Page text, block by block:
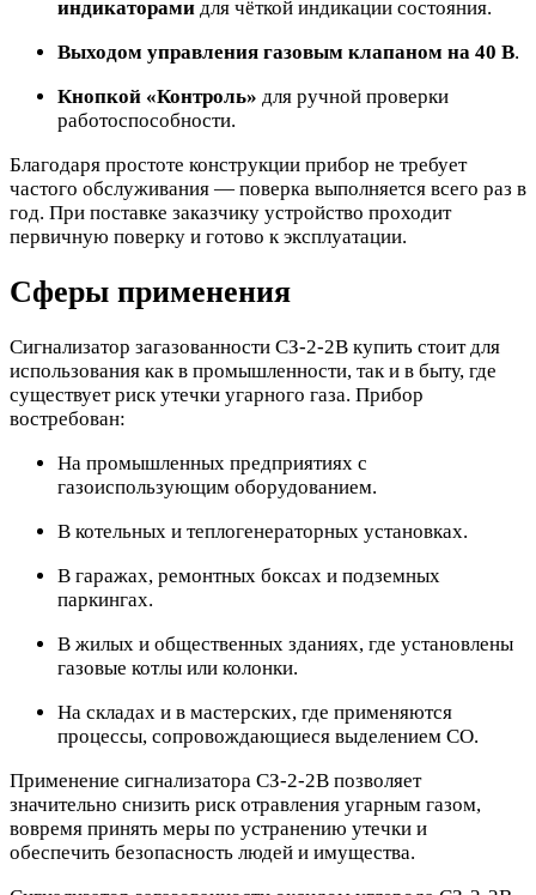
индикаторами для чёткой индикации состояния.
Выходом управления газовым клапаном на 40 В.
Кнопкой «Контроль» для ручной проверки
работоспособности.
Благодаря простоте конструкции прибор не требует
частого обслуживания — поверка выполняется всего раз в
год. При поставке заказчику устройство проходит
первичную поверку и готово к эксплуатации.
Сферы применения
Сигнализатор загазованности СЗ-2-2В купить стоит для
использования как в промышленности, так и в быту, где
существует риск утечки угарного газа. Прибор
востребован:
На промышленных предприятиях с
газоиспользующим оборудованием.
В котельных и теплогенераторных установках.
В гаражах, ремонтных боксах и подземных
паркингах.
В жилых и общественных зданиях, где установлены
газовые котлы или колонки.
На складах и в мастерских, где применяются
процессы, сопровождающиеся выделением СО.
Применение сигнализатора СЗ-2-2В позволяет
значительно снизить риск отравления угарным газом,
вовремя принять меры по устранению утечки и
обеспечить безопасность людей и имущества.